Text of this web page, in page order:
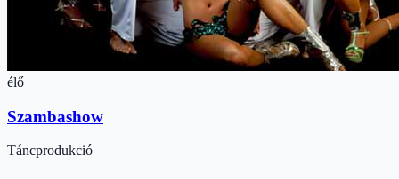
élő
Szambashow
Táncprodukció